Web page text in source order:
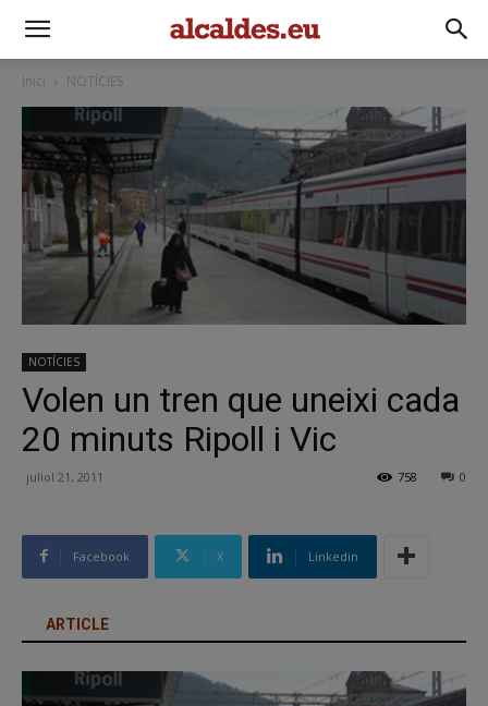
Inici NOTÍCIES
NOTÍCIES
Volen un tren que uneixi cada
20 minuts Ripoll i Vic
juliol 21, 2011 0
758
Facebook X Linkedin
ARTICLE